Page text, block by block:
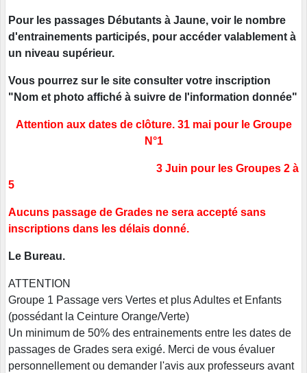
Pour les passages Débutants à Jaune, voir le nombre
d'entrainements participés, pour accéder valablement à
un niveau supérieur.
Vous pourrez sur le site consulter votre inscription
"Nom et photo affiché à suivre de l'information donnée"
Attention aux dates de clôture. 31 mai pour le Groupe
N°1
3 Juin pour les Groupes 2 à
5
Aucuns passage de Grades ne sera accepté sans
inscriptions dans les délais donné.
Le Bureau.
ATTENTION
Groupe 1 Passage vers Vertes et plus Adultes et Enfants
(possédant la Ceinture Orange/Verte)
Un minimum de 50% des entrainements entre les dates de
passages de Grades sera exigé. Merci de vous évaluer
personnellement ou demander l'avis aux professeurs avant